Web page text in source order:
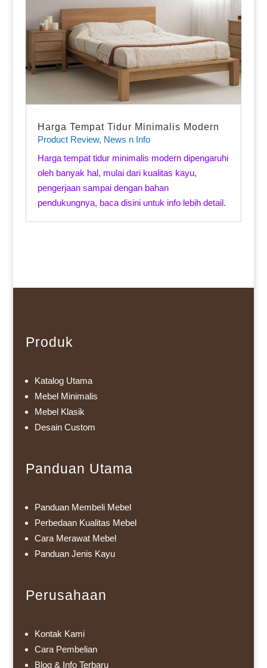
Harga Tempat Tidur Minimalis Modern
Product Review, News n Info
Harga tempat tidur minimalis modern dipengaruhi
oleh banyak hal, mulai dari kualitas kayu,
pengerjaan sampai dengan bahan
pendukungnya, baca disini untuk info lebih detail.
Produk
Katalog Utama
Mebel Minimalis
Mebel Klasik
Desain Custom
Panduan Utama
Panduan Membeli Mebel
Perbedaan Kualitas Mebel
Cara Merawat Mebel
Panduan Jenis Kayu
Perusahaan
Kontak Kami
Cara Pembelian
Blog & Info Terbaru